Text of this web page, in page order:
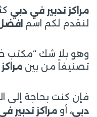
مراكز تدبير في دبي
لنقدم لكم اسم
وهو بلا شك “مكتب
تصنيفاً من بين مراكز
فإن كنت بحاجة إلى
دبي، أو مراكز تدبير